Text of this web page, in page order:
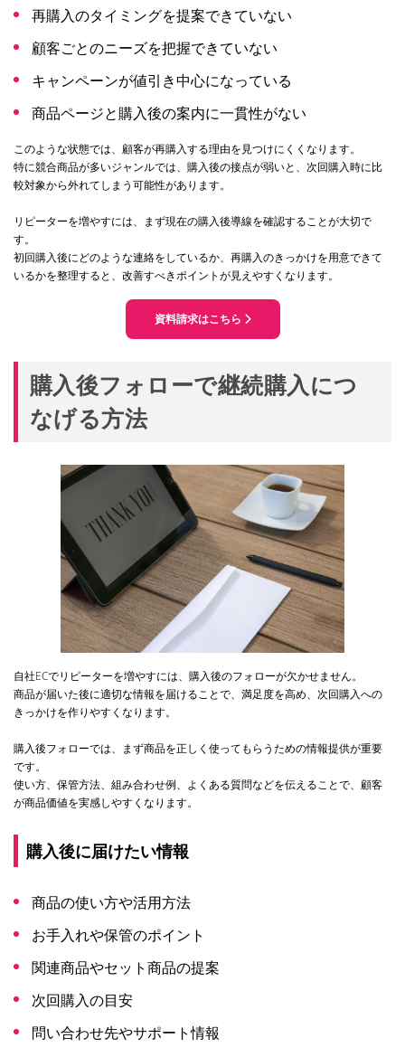
再購入のタイミングを提案できていない
顧客ごとのニーズを把握できていない
キャンペーンが値引き中心になっている
商品ページと購入後の案内に一貫性がない
このような状態では、顧客が再購入する理由を見つけにくくなります。
特に競合商品が多いジャンルでは、購入後の接点が弱いと、次回購入時に比
較対象から外れてしまう可能性があります。
リピーターを増やすには、まず現在の購入後導線を確認することが大切で
す。
初回購入後にどのような連絡をしているか、再購入のきっかけを用意できて
いるかを整理すると、改善すべきポイントが見えやすくなります。
資料請求はこちら
購入後フォローで継続購入につ
なげる方法
自社ECでリピーターを増やすには、購入後のフォローが欠かせません。
商品が届いた後に適切な情報を届けることで、満足度を高め、次回購入への
きっかけを作りやすくなります。
購入後フォローでは、まず商品を正しく使ってもらうための情報提供が重要
です。
使い方、保管方法、組み合わせ例、よくある質問などを伝えることで、顧客
が商品価値を実感しやすくなります。
購入後に届けたい情報
商品の使い方や活用方法
お手入れや保管のポイント
関連商品やセット商品の提案
次回購入の目安
問い合わせ先やサポート情報